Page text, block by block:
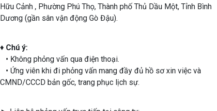
Hữu Cảnh , Phường Phú Thọ, Thành phố Thủ Dầu Một, Tỉnh Bình
Dương (gần sân vận động Gò Đậu).
♦ Chú ý:
• Không phỏng vấn qua điện thoại.
• Ứng viên khi đi phỏng vấn mang đầy đủ hồ sơ xin việc và
CMND/CCCD bản gốc, trang phục lịch sự.